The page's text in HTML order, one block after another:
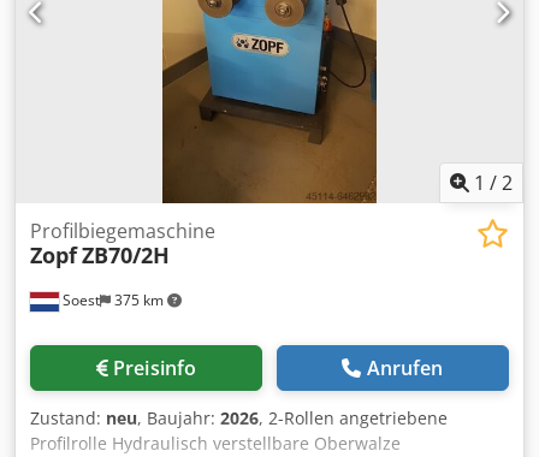
1 /2
Soest 375 km
Profilbiegemaschine
ZopfZB70/2H
Preisinfo Anrufen
Zustand: neu, Baujahr: 2026, 2-Rollen angetriebene
Profilrolle Hydraulisch verstellbare Oberwalze